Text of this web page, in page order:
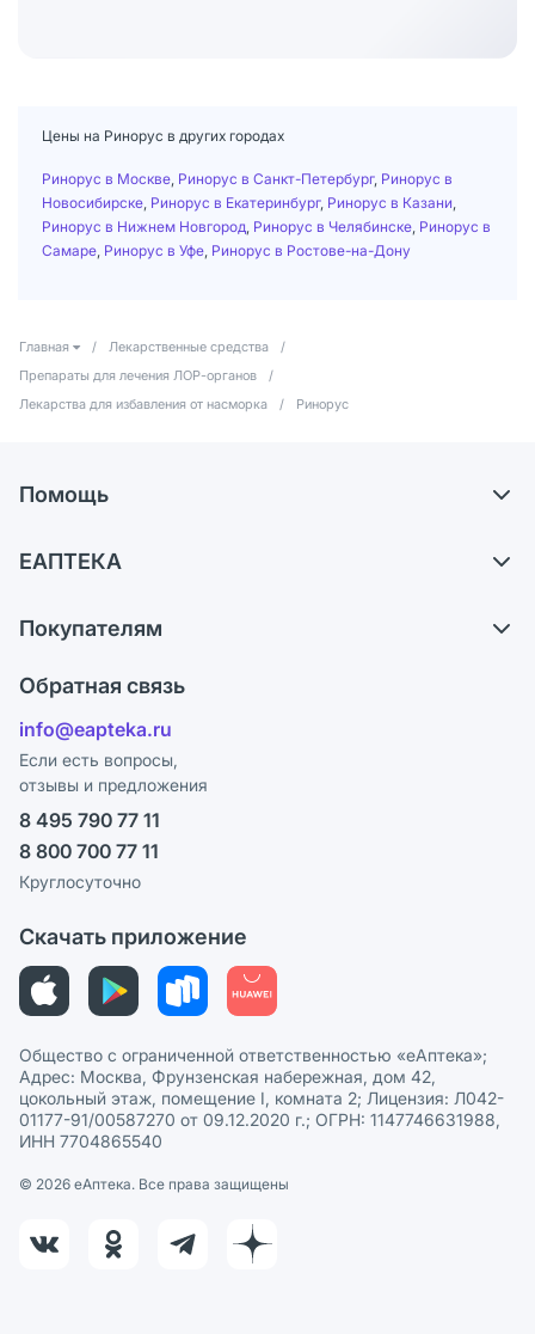
Цены на Ринорус в других городах
Ринорус в Москве Ринорус в Санкт-Петербург, Ринорус в
Новосибирске Ринорус в Екатеринбург, Ринорус в Казани
Ринорус в Нижнем Новгород Ринорус в Челябинске Ринорус в
Самаре Ринорус в Уфе Ринорус в Ростове-на-Дону
Главная / Лекарственные средства
/
Препараты для лечения ЛОР-органов
/
Лекарства для избавления от насморка
/ Ринорус
Помощь
Обмен и возврат
Блог
ЕАПТЕКА
Карьера
Поставщики
Лицензия
Реклама на сайте
Ваши товары на ЕАПТЕКЕ
СМИ о нас
Покупателям
Программа СберСпасибо
Политика конфиденциальности
Пользовательское соглашение
Политика рекомендаций
Политика в отношении обработки персональных данных
Обратная связь
info@eapteka.ru
Если есть вопросы,
отзывы и предложения
8 495 790 77 11
8 800 700 77 11
Круглосуточно
Скачать приложение
Общество с ограниченной ответственностью «еАптека»;
Адрес: Москва, Фрунзенская набережная, дом 42,
цокольный этаж, помещение I, комната 2; Лицензия: Л042-
01177-91/00587270 от 09.12.2020 г.; ОГРН: 1147746631988,
ИНН 7704865540
© 2026 eАптека. Все права защищены